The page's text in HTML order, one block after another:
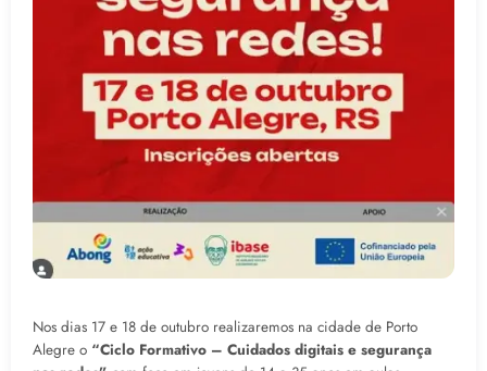
Nos dias 17 e 18 de outubro realizaremos na cidade de Porto
Alegre o “Ciclo Formativo – Cuidados digitais e segurança